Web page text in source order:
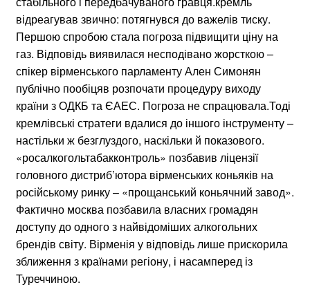
відреагував звично: потягнувся до важелів тиску.
Першою спробою стала погроза підвищити ціну на
газ. Відповідь виявилася несподівано жорсткою –
спікер вірменського парламенту Ален Симонян
публічно пообіцяв розпочати процедуру виходу
країни з ОДКБ та ЄАЕС. Погроза не спрацювала.Тоді
кремлівські стратеги вдалися до іншого інструменту –
настільки ж безглуздого, наскільки й показового.
«росалкогольтабакконтроль» позбавив ліцензії
головного дистриб’ютора вірменських коньяків на
російському ринку – «прощанський коньячний завод».
Фактично москва позбавила власних громадян
доступу до одного з найвідоміших алкогольних
брендів світу. Вірменія у відповідь лише прискорила
зближення з країнами регіону, і насамперед із
Туреччиною.